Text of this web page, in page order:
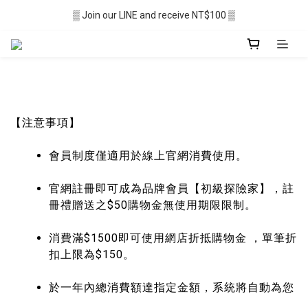
▒ Membership recruitment in progres ▒
▒ Join our LINE and receive NT$100 ▒
【注意事項】
會員制度僅適用於線上官網消費使用。
官網註冊即可成為品牌會員【初級探險家】，註
冊禮贈送之$50購物金無使用期限限制。
消費滿$1500即可使用網店折抵購物金 ，單筆折
扣上限為$150。
於一年內總消費額達指定金額，系統將自動為您